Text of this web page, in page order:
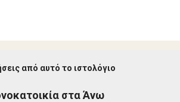
από αυτό το ιστολόγιο
στα Άνω